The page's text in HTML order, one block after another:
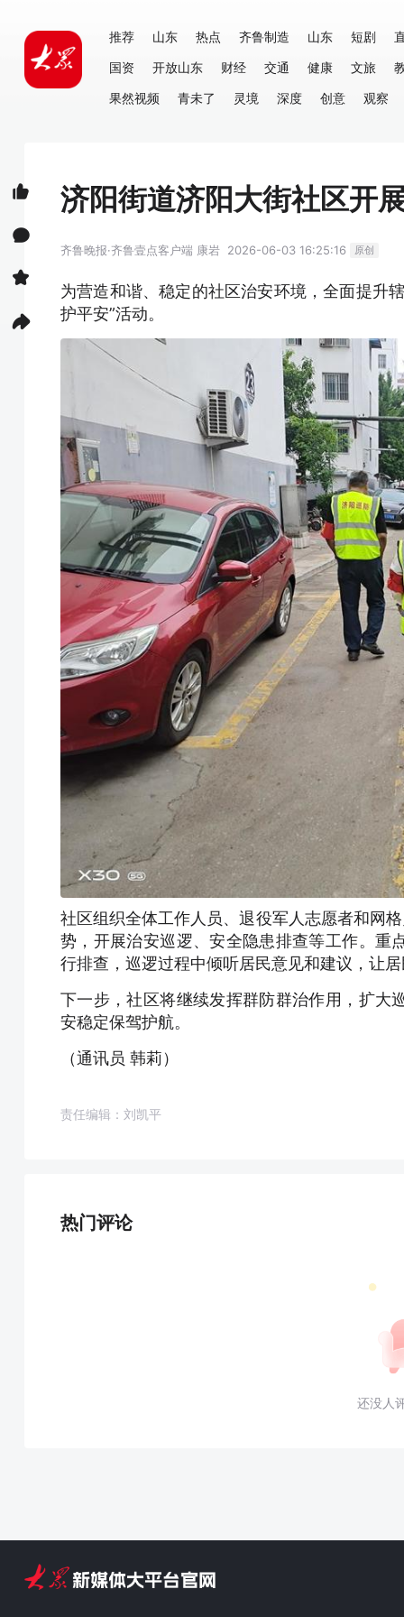
推荐 山东 热点 齐鲁制造 山东 短剧
国资
开放山东 财经 交通 健康 文旅
果然视频
青未了 灵境 深度 创意 观察
济阳街道济阳大街社区开
齐鲁晚报·齐鲁壹点客户端 康岩 2026-06-03 16:25:16 原创
为营造和谐、稳定的社区治安环境，全面提升
护平安”活动。
社区组织全体工作人员、退役军人志愿者和网
势，开展治安巡逻、安全隐患排查等工作。重
行排查，巡逻过程中倾听居民意见和建议，让
下一步，社区将继续发挥群防群治作用，扩大
安稳定保驾护航。
（通讯员 韩莉）
责任编辑：刘凯平
热门评论
还没人